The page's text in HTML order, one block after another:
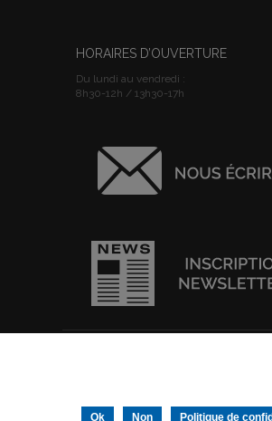
HORAIRES D’OUVERTURE
Du lundi au vendredi :
8h30-12h / 13h30-17h
Tous droits réservés © Ville de
Ok Non Politique de